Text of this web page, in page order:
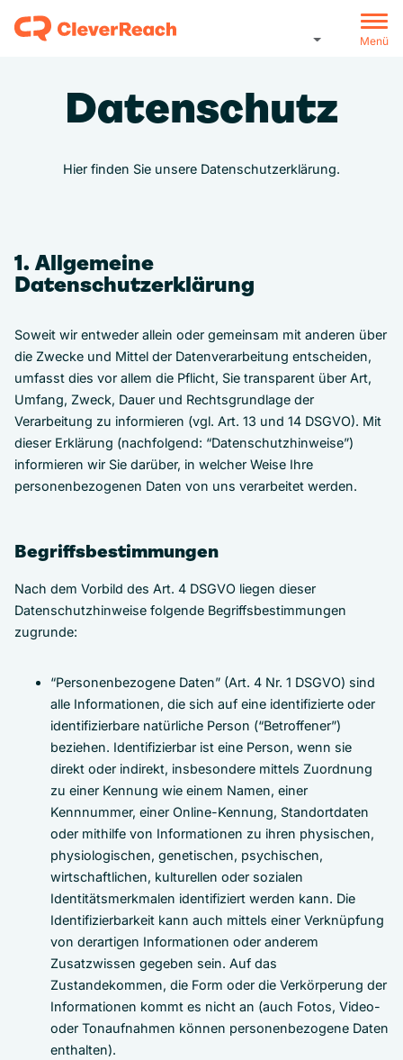
Menü
Datenschutz
Hier finden Sie unsere Datenschutzerklärung.
1. Allgemeine
Datenschutzerklärung
Soweit wir entweder allein oder gemeinsam mit anderen über
die Zwecke und Mittel der Datenverarbeitung entscheiden,
umfasst dies vor allem die Pflicht, Sie transparent über Art,
Umfang, Zweck, Dauer und Rechtsgrundlage der
Verarbeitung zu informieren (vgl. Art. 13 und 14 DSGVO). Mit
dieser Erklärung (nachfolgend: “Datenschutzhinweise”)
informieren wir Sie darüber, in welcher Weise Ihre
personenbezogenen Daten von uns verarbeitet werden.
Begriffsbestimmungen
Nach dem Vorbild des Art. 4 DSGVO liegen dieser
Datenschutzhinweise folgende Begriffsbestimmungen
zugrunde:
“Personenbezogene Daten” (Art. 4 Nr. 1 DSGVO) sind
alle Informationen, die sich auf eine identifizierte oder
identifizierbare natürliche Person (“Betroffener”)
beziehen. Identifizierbar ist eine Person, wenn sie
direkt oder indirekt, insbesondere mittels Zuordnung
zu einer Kennung wie einem Namen, einer
Kennnummer, einer Online-Kennung, Standortdaten
oder mithilfe von Informationen zu ihren physischen,
physiologischen, genetischen, psychischen,
wirtschaftlichen, kulturellen oder sozialen
Identitätsmerkmalen identifiziert werden kann. Die
Identifizierbarkeit kann auch mittels einer Verknüpfung
von derartigen Informationen oder anderem
Zusatzwissen gegeben sein. Auf das
Zustandekommen, die Form oder die Verkörperung der
Informationen kommt es nicht an (auch Fotos, Video-
oder Tonaufnahmen können personenbezogene Daten
enthalten).